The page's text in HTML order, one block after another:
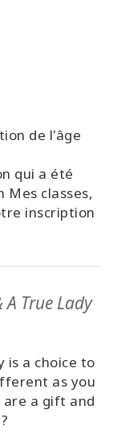
de l'âge
qui a été
Mes classes,
inscription
A True Lady
is a choice to
as you
a gift and